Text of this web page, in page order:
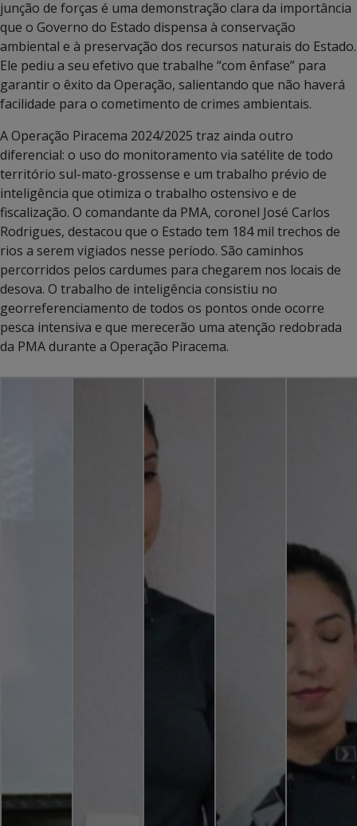
junção de forças é uma demonstração clara da importância
que o Governo do Estado dispensa à conservação
ambiental e à preservação dos recursos naturais do Estado.
Ele pediu a seu efetivo que trabalhe “com ênfase” para
garantir o êxito da Operação, salientando que não haverá
facilidade para o cometimento de crimes ambientais.
A Operação Piracema 2024/2025 traz ainda outro
diferencial: o uso do monitoramento via satélite de todo
território sul-mato-grossense e um trabalho prévio de
inteligência que otimiza o trabalho ostensivo e de
fiscalização. O comandante da PMA, coronel José Carlos
Rodrigues, destacou que o Estado tem 184 mil trechos de
rios a serem vigiados nesse período. São caminhos
percorridos pelos cardumes para chegarem nos locais de
desova. O trabalho de inteligência consistiu no
georreferenciamento de todos os pontos onde ocorre
pesca intensiva e que merecerão uma atenção redobrada
da PMA durante a Operação Piracema.